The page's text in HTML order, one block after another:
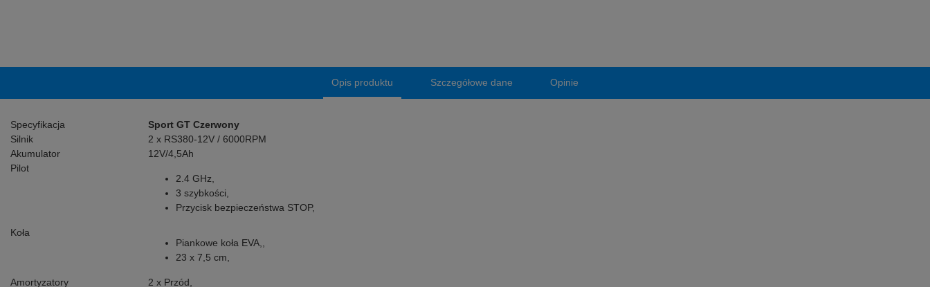
Opis produktu Szczegółowe dane Opinie
Specyfikacja
Sport GT Czerwony
Silnik
2 x RS380-12V / 6000RPM
Akumulator
12V/4,5Ah
Pilot
2.4 GHz,
3 szybkości,
Przycisk bezpieczeństwa STOP,
Koła
Piankowe koła EVA,,
23 x 7,5 cm,
Amortyzatory
2 x Przód,